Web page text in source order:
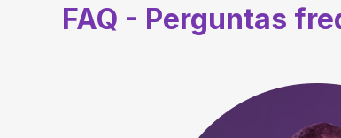
FAQ - Perguntas